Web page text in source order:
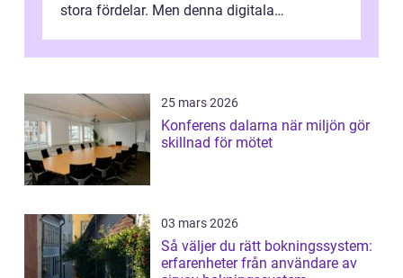
stora fördelar. Men denna digitala
25 mars 2026
Konferens dalarna när miljön gör
skillnad för mötet
03 mars 2026
Så väljer du rätt bokningssystem:
erfarenheter från användare av